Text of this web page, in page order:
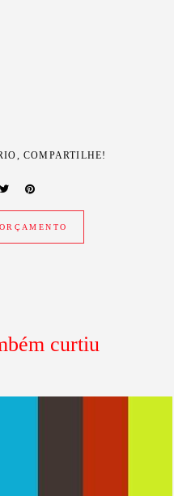
COMPARTILHE!
curtiu